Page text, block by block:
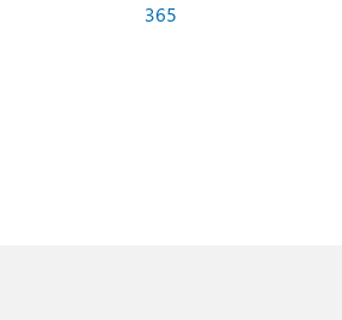
365